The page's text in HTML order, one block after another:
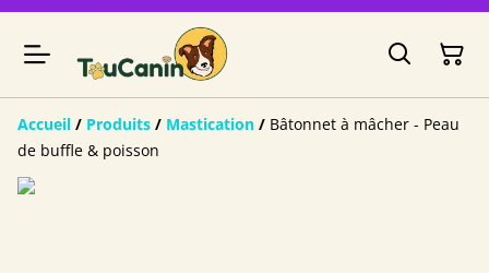
Accueil / Produits / Mastication / Bâtonnet à mâcher - Peau
de buffle & poisson